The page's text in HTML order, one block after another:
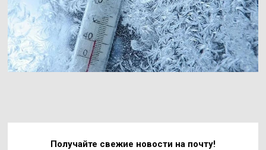
Получайте свежие новости на почту!